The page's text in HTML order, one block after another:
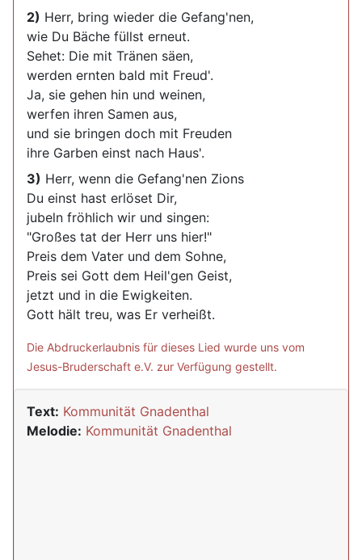
2) Herr, bring wieder die Gefang'nen,
wie Du Bäche füllst erneut.
Sehet: Die mit Tränen säen,
werden ernten bald mit Freud'.
Ja, sie gehen hin und weinen,
werfen ihren Samen aus,
und sie bringen doch mit Freuden
ihre Garben einst nach Haus'.
3) Herr, wenn die Gefang'nen Zions
Du einst hast erlöset Dir,
jubeln fröhlich wir und singen:
"Großes tat der Herr uns hier!"
Preis dem Vater und dem Sohne,
Preis sei Gott dem Heil'gen Geist,
jetzt und in die Ewigkeiten.
Gott hält treu, was Er verheißt.
Die Abdruckerlaubnis für dieses Lied wurde uns vom
Jesus-Bruderschaft e.V. zur Verfügung gestellt.
Text: Kommunität Gnadenthal
Melodie: Kommunität Gnadenthal